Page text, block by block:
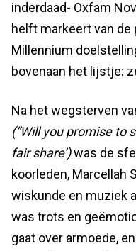
inderdaad- Oxfam
helft markeert van
Millennium
bovenaan het lijstje:
Na het wegsterven
(“Will you promise to
fair share’)was de
koorleden, Marcellah
wiskunde en muziek
was trots en
gaat over armoede,